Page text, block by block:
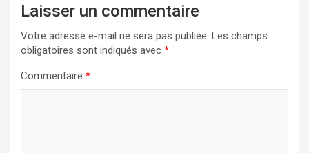
Laisser un commentaire
Votre adresse e-mail ne sera pas publiée. Les champs
obligatoires sont indiqués avec *
Commentaire *